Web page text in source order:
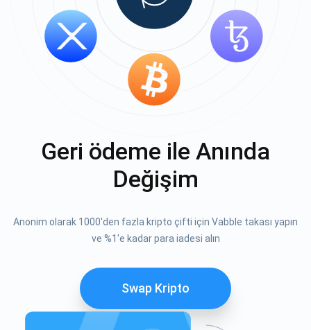
Geri ödeme ile Anında
Değişim
Anonim olarak 1000'den fazla kripto çifti için Vabble takası yapın
ve %1'e kadar para iadesi alın
Swap Kripto